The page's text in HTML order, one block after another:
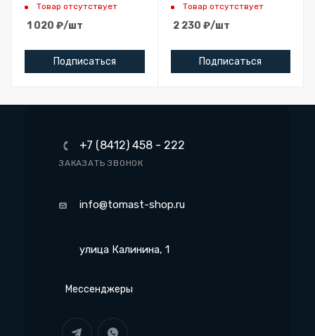
Товар отсутствует
1 020 ₽/шт
Подписаться
Товар отсутствует
2 230 ₽/шт
Подписаться
+7 (8412) 458 - 222
ЗАКАЗАТЬ ЗВОНОК
info@tomast-shop.ru
улица Калинина, 1
Мессенджеры